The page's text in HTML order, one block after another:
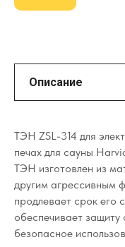
ТЭН ZSL-314 для
печах для сауны
ТЭН изготовлен из
другим агрессивным
продлевает срок его
обеспечивает защиту
безопасное